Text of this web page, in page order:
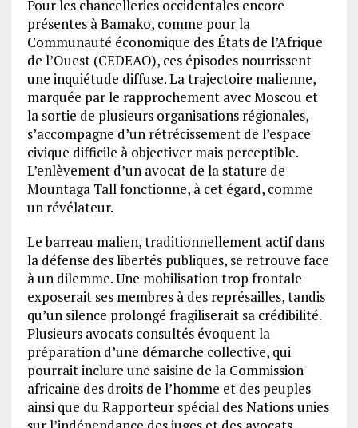
Pour les chancelleries occidentales encore
présentes à Bamako, comme pour la
Communauté économique des États de l’Afrique
de l’Ouest (CEDEAO), ces épisodes nourrissent
une inquiétude diffuse. La trajectoire malienne,
marquée par le rapprochement avec Moscou et
la sortie de plusieurs organisations régionales,
s’accompagne d’un rétrécissement de l’espace
civique difficile à objectiver mais perceptible.
L’enlèvement d’un avocat de la stature de
Mountaga Tall fonctionne, à cet égard, comme
un révélateur.
Le barreau malien, traditionnellement actif dans
la défense des libertés publiques, se retrouve face
à un dilemme. Une mobilisation trop frontale
exposerait ses membres à des représailles, tandis
qu’un silence prolongé fragiliserait sa crédibilité.
Plusieurs avocats consultés évoquent la
préparation d’une démarche collective, qui
pourrait inclure une saisine de la Commission
africaine des droits de l’homme et des peuples
ainsi que du Rapporteur spécial des Nations unies